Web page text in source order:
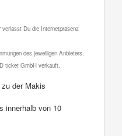
Du die Internetpräsenz
des jeweiligen Anbieters.
ticket GmbH verkauft.
der Makis
innerhalb von 10